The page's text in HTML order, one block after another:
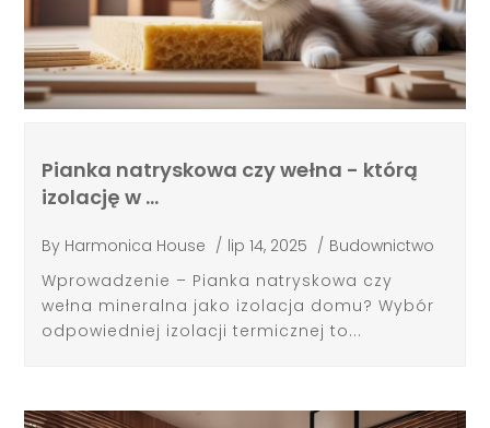
Pianka natryskowa czy wełna - którą
izolację w …
By Harmonica House / lip 14, 2025 / Budownictwo
Wprowadzenie – Pianka natryskowa czy
wełna mineralna jako izolacja domu? Wybór
odpowiedniej izolacji termicznej to...